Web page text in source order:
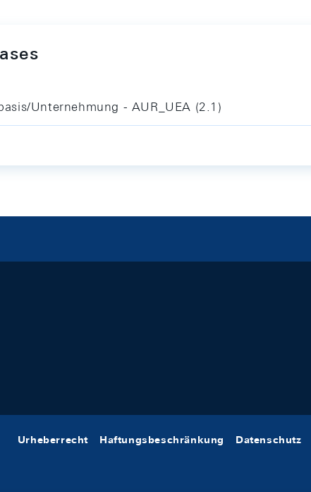
Unternehmung - AUR_UEA (2.1)
Urheberrecht Haftungsbeschränkung Datenschutz